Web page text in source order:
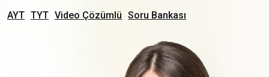
AYT TYT Video Çözümlü Soru Bankası